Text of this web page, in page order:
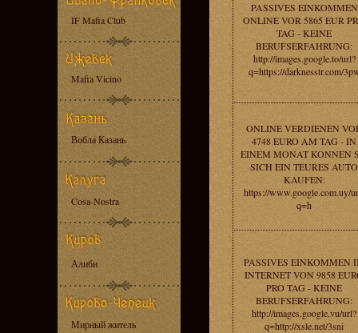
IF Mafia Club
Mafia Vicino
Вобла Казань
Cosa-Nostra
Алиби
Мирный житель
PASSIVES EINKOMMEN
ONLINE VOR 5865 EUR
TAG - KEINE
BERUFSERFAHRUNG:
http://images.google.to/url?
q=https://darknesstr.com/
ONLINE VERDIENEN
4748 EURO AM TAG - IN
EINEM MONAT KONNEN
SICH EIN TEURES AUTO
KAUFEN:
https://www.google.com.uy/
q=h
PASSIVES EINKOMMEN
INTERNET VON 9858
PRO TAG - KEINE
BERUFSERFAHRUNG:
http://images.google.vu/url?
q=http://xsle.net/3sni